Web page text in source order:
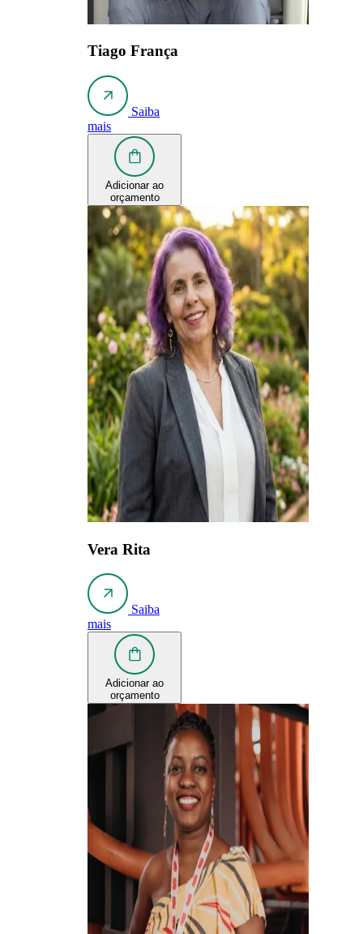
Tiago França
Saiba
mais
Adicionar ao
orçamento
Vera Rita
Saiba
mais
Adicionar ao
orçamento